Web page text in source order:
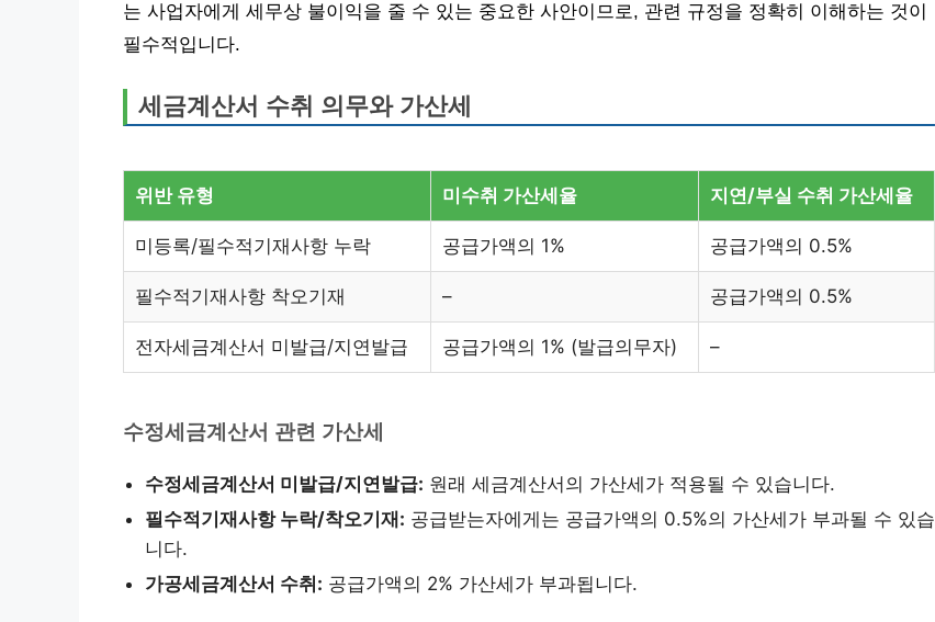
는 사업자에게 세무상 불이익을 줄 수 있는 중요한 사안이므로, 관련 규정을 정확히 이해하는 것이
필수적입니다.
세금계산서 수취 의무와 가산세
위반 유형 미수취 가산세율 지연/부실 수취 가산세율
미등록/필수적기재사항 누락 공급가액의 1% 공급가액의 0.5%
필수적기재사항 착오기재 – 공급가액의 0.5%
전자세금계산서 미발급/지연발급 공급가액의 1% (발급의무자) –
수정세금계산서 관련 가산세
수정세금계산서 미발급/지연발급: 원래 세금계산서의 가산세가 적용될 수 있습니다.
필수적기재사항 누락/착오기재: 공급받는자에게는 공급가액의 0.5%의 가산세가 부과될 수 있습
니다.
가공세금계산서 수취: 공급가액의 2% 가산세가 부과됩니다.